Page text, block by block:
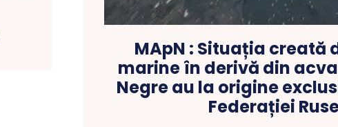
MApN : Situația creată
marine în derivă din
Negre au la origine
Federației